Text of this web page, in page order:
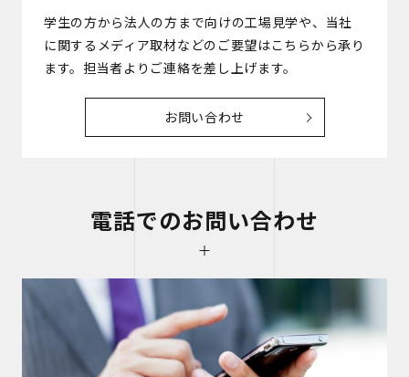
学生の方から法人の方まで向けの工場見学や、当社
に関するメディア取材などのご要望はこちらから承り
ます。担当者よりご連絡を差し上げます。
お問い合わせ
電話でのお問い合わせ